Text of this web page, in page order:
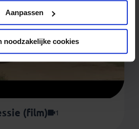
Aanpassen
noodzakelijke cookies
(film) 1